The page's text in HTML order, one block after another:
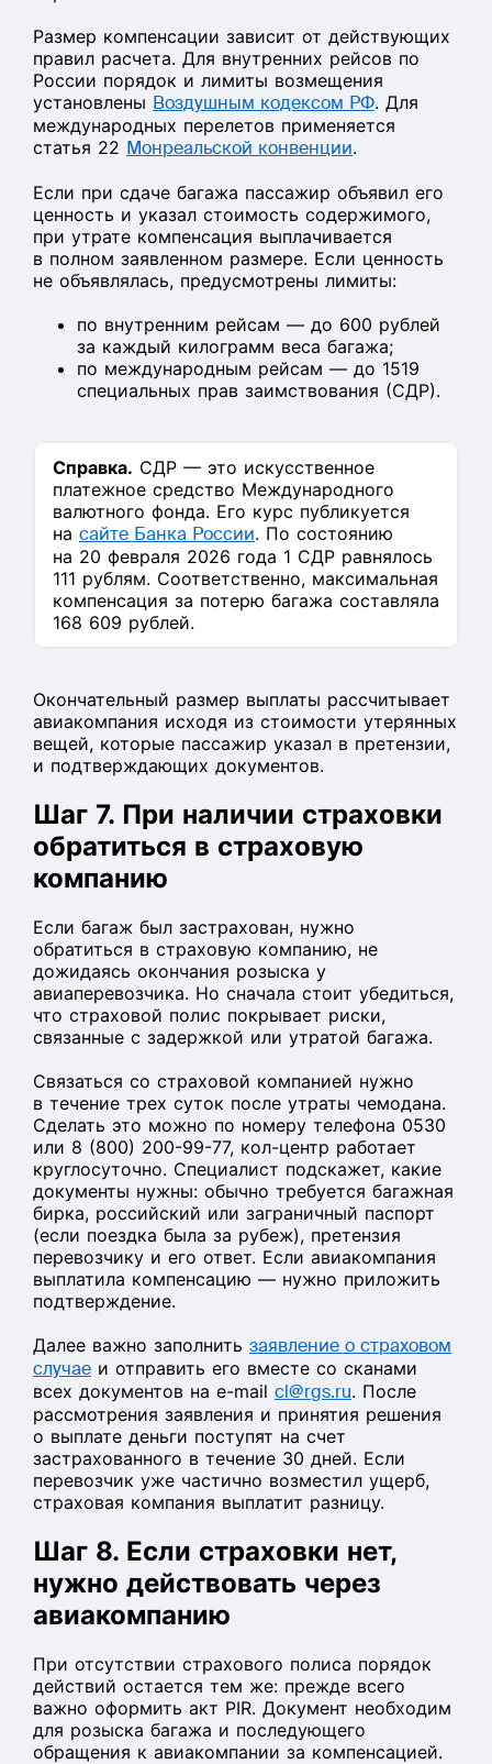
Размер компенсации зависит от действующих
правил расчета. Для внутренних рейсов по
России порядок и лимиты возмещения
установлены Воздушным кодексом РФ. Для
международных перелетов применяется
статья 22 Монреальской конвенции.
Если при сдаче багажа пассажир объявил его
ценность и указал стоимость содержимого,
при утрате компенсация выплачивается
в полном заявленном размере. Если ценность
не объявлялась, предусмотрены лимиты:
по внутренним рейсам — до 600 рублей
за каждый килограмм веса багажа;
по международным рейсам — до 1519
специальных прав заимствования (СДР).
Справка. СДР — это искусственное
платежное средство Международного
валютного фонда. Его курс публикуется
на сайте Банка России. По состоянию
на 20 февраля 2026 года 1 СДР равнялось
111 рублям. Соответственно, максимальная
компенсация за потерю багажа составляла
168 609 рублей.
Окончательный размер выплаты рассчитывает
авиакомпания исходя из стоимости утерянных
вещей, которые пассажир указал в претензии,
и подтверждающих документов.
Шаг 7. При наличии страховки
обратиться в страховую
компанию
Если багаж был застрахован, нужно
обратиться в страховую компанию, не
дожидаясь окончания розыска у
авиаперевозчика. Но сначала стоит убедиться,
что страховой полис покрывает риски,
связанные с задержкой или утратой багажа.
Связаться со страховой компанией нужно
в течение трех суток после утраты чемодана.
Сделать это можно по номеру телефона 0530
или 8 (800) 200-99-77, кол-центр работает
круглосуточно. Специалист подскажет, какие
документы нужны: обычно требуется багажная
бирка, российский или заграничный паспорт
(если поездка была за рубеж), претензия
перевозчику и его ответ. Если авиакомпания
выплатила компенсацию — нужно приложить
подтверждение.
Далее важно заполнить заявление о страховом
случае и отправить его вместе со сканами
всех документов на e-mail cl@rgs.ru. После
рассмотрения заявления и принятия решения
о выплате деньги поступят на счет
застрахованного в течение 30 дней. Если
перевозчик уже частично возместил ущерб,
страховая компания выплатит разницу.
Шаг 8. Если страховки нет,
нужно действовать через
авиакомпанию
При отсутствии страхового полиса порядок
действий остается тем же: прежде всего
важно оформить акт PIR. Документ необходим
для розыска багажа и последующего
обращения к авиакомпании за компенсацией.